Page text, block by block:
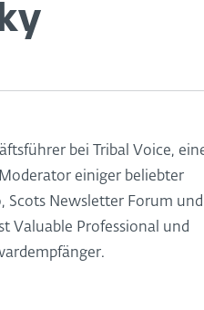
bei Tribal Voice,
einiger beliebter
Scots Newsletter Forum und
Valuable Professional und